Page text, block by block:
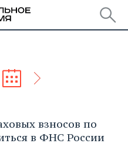
взносов по
в ФНС России